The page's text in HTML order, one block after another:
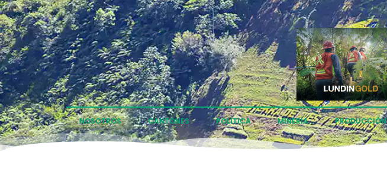
NOSOTROS CANTONES POLÍTICA MINERÍA PRODUCCIÓN